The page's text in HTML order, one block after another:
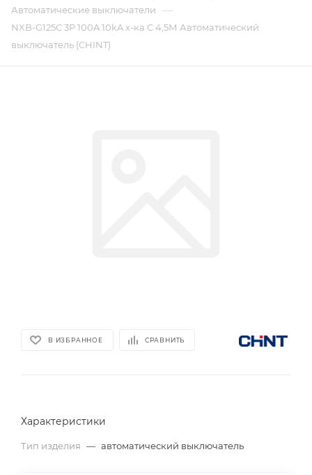
Автоматические выключатели —
NXB-G125C 3P 100A 10kA х-ка C 4,5М Автоматический
выключатель (CHINT)
В ИЗБРАННОЕ СРАВНИТЬ
Характеристики
Тип изделия — автоматический выключатель